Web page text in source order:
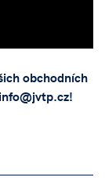
obchodních